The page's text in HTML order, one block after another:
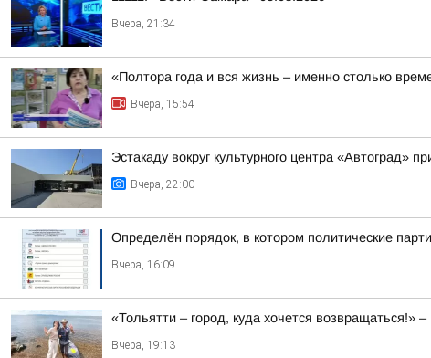
Вчера, 21:34
«Полтора года и вся жизнь – именно столько
Вчера, 15:54
Эстакаду вокруг культурного центра «Автоград»
Вчера, 22:00
Определён порядок, в котором политические
Вчера, 16:09
«Тольятти – город, куда хочется возвращаться!»
Вчера, 19:13